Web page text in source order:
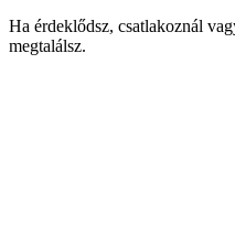
Ha érdeklődsz, csatlakoznál
megtalálsz.